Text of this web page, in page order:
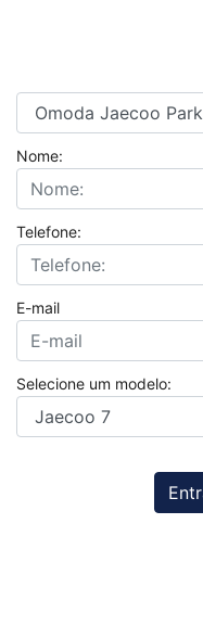
Nome:
Telefone:
E-mail
Selecione um modelo: